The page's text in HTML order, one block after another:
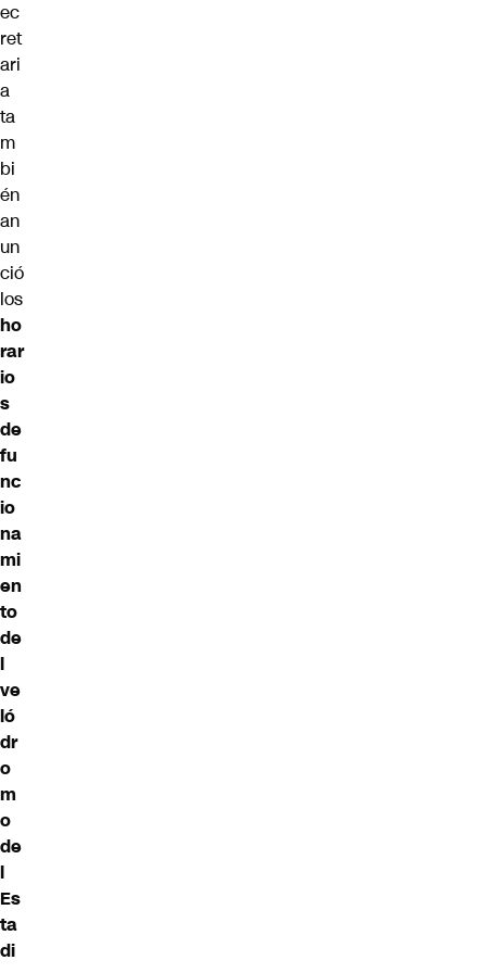
ec
ret
ari
a
ta
m
bi
én
an
un
ció
los
ho
rar
io
s
de
fu
nc
io
na
mi
en
to
de
l
ve
ló
dr
o
m
o
de
l
Es
ta
di